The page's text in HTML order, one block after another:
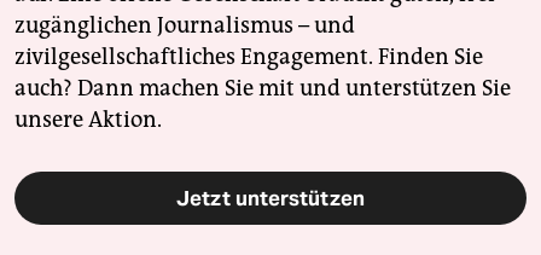
zugänglichen Journalismus – und
zivilgesellschaftliches Engagement. Finden Sie
auch? Dann machen Sie mit und unterstützen Sie
unsere Aktion.
Jetzt unterstützen